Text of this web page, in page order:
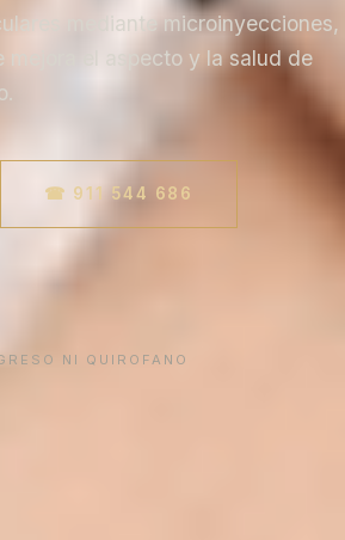
mediante microinyecciones,
el aspecto y la salud de
☎ 911 544 686
NI QUIROFANO